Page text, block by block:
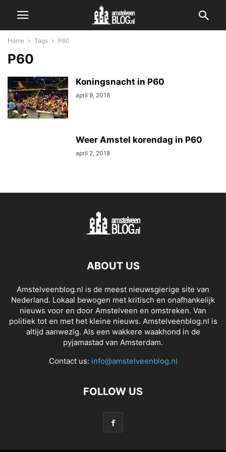
Home Tags P60
P60
Koningsnacht in P60
april 9, 2018
Weer Amstel korendag in P60
april 2, 2018
ABOUT US
Amstelveenblog.nl is de meest nieuwsgierige site van
Nederland. Lokaal bewogen met kritisch en onafhankelijk
nieuws voor en door Amstelveen en omstreken. Van
politiek tot en met het kleine nieuws. Amstelveenblog.nl is
altijd aanwezig. Als een wakkere waakhond in de
pyjamastad van Amsterdam.
Contact us: info@amstelveenblog.nl
FOLLOW US